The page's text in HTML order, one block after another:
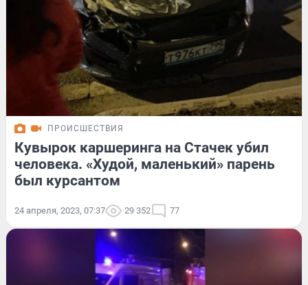
ПРОИСШЕСТВИЯ
Кувырок каршеринга на Стачек убил
человека. «Худой, маленький» парень
был курсантом
24 апреля, 2023, 07:37 29 352 77